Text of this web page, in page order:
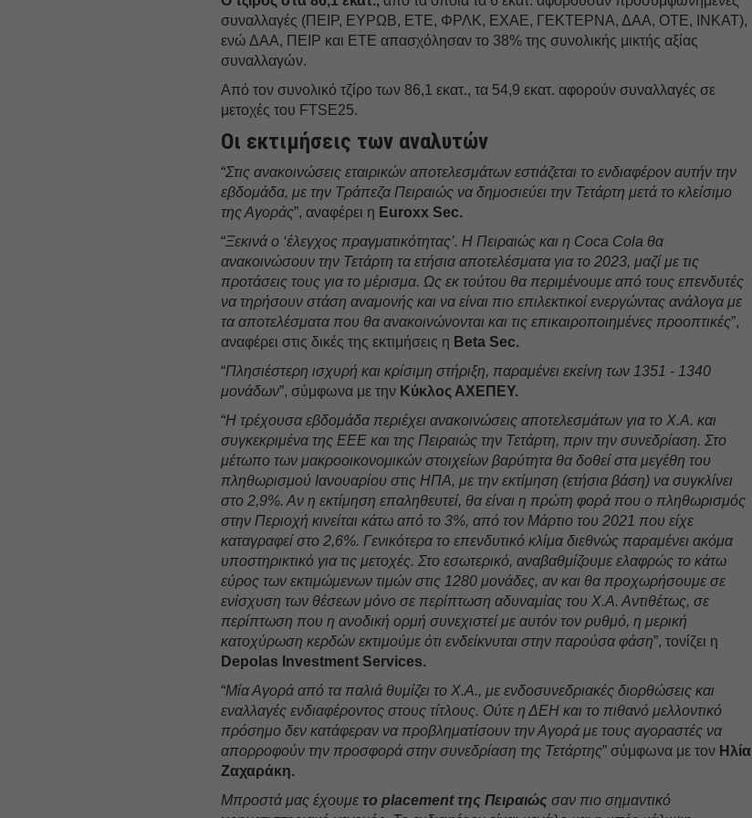
συναλλαγές (ΠΕΙΡ, ΕΥΡΩΒ, ΕΤΕ, ΦΡΛΚ, ΕΧΑΕ, ΓΕΚΤΕΡΝΑ, ΔΑΑ, ΟΤΕ, ΙΝΚΑΤ),
ενώ ΔΑΑ, ΠΕΙΡ και ΕΤΕ απασχόλησαν το 38% της συνολικής μικτής αξίας
συναλλαγών.
Από τον συνολικό τζίρο των 86,1 εκατ., τα 54,9 εκατ. αφορούν συναλλαγές σε
μετοχές του FTSE25.
Οι εκτιμήσεις των αναλυτών
“Στις ανακοινώσεις εταιρικών αποτελεσμάτων εστιάζεται το ενδιαφέρον αυτήν την
εβδομάδα, με την Τράπεζα Πειραιώς να δημοσιεύει την Τετάρτη μετά το κλείσιμο
της Αγοράς”, αναφέρει η Euroxx Sec.
“Ξεκινά ο ‘έλεγχος πραγματικότητας’. Η Πειραιώς και η Coca Cola θα
ανακοινώσουν την Τετάρτη τα ετήσια αποτελέσματα για το 2023, μαζί με τις
προτάσεις τους για το μέρισμα. Ως εκ τούτου θα περιμένουμε από τους επενδυτές
να τηρήσουν στάση αναμονής και να είναι πιο επιλεκτικοί ενεργώντας ανάλογα με
τα αποτελέσματα που θα ανακοινώνονται και τις επικαιροποιημένες προοπτικές”,
αναφέρει στις δικές της εκτιμήσεις η Beta Sec.
“Πλησιέστερη ισχυρή και κρίσιμη στήριξη, παραμένει εκείνη των 1351 - 1340
μονάδων”, σύμφωνα με την Κύκλος ΑΧΕΠΕΥ.
“Η τρέχουσα εβδομάδα περιέχει ανακοινώσεις αποτελεσμάτων για το Χ.Α. και
συγκεκριμένα της ΕΕΕ και της Πειραιώς την Τετάρτη, πριν την συνεδρίαση. Στο
μέτωπο των μακροοικονομικών στοιχείων βαρύτητα θα δοθεί στα μεγέθη του
πληθωρισμού Ιανουαρίου στις ΗΠΑ, με την εκτίμηση (ετήσια βάση) να συγκλίνει
στο 2,9%. Αν η εκτίμηση επαληθευτεί, θα είναι η πρώτη φορά που ο πληθωρισμός
στην Περιοχή κινείται κάτω από το 3%, από τον Μάρτιο του 2021 που είχε
καταγραφεί στο 2,6%. Γενικότερα το επενδυτικό κλίμα διεθνώς παραμένει ακόμα
υποστηρικτικό για τις μετοχές. Στο εσωτερικό, αναβαθμίζουμε ελαφρώς το κάτω
εύρος των εκτιμώμενων τιμών στις 1280 μονάδες, αν και θα προχωρήσουμε σε
ενίσχυση των θέσεων μόνο σε περίπτωση αδυναμίας του Χ.Α. Αντιθέτως, σε
περίπτωση που η ανοδική ορμή συνεχιστεί με αυτόν τον ρυθμό, η μερική
κατοχύρωση κερδών εκτιμούμε ότι ενδείκνυται στην παρούσα φάση”, τονίζει η
Depolas Investment Services.
“Μία Αγορά από τα παλιά θυμίζει το Χ.Α., με ενδοσυνεδριακές διορθώσεις και
εναλλαγές ενδιαφέροντος στους τίτλους. Ούτε η ΔΕΗ και το πιθανό μελλοντικό
πρόσημο δεν κατάφεραν να προβληματίσουν την Αγορά με τους αγοραστές να
απορροφούν την προσφορά στην συνεδρίαση της Τετάρτης” σύμφωνα με τον Ηλία
Ζαχαράκη.
Μπροστά μας έχουμε το placement της Πειραιώς σαν πιο σημαντικό